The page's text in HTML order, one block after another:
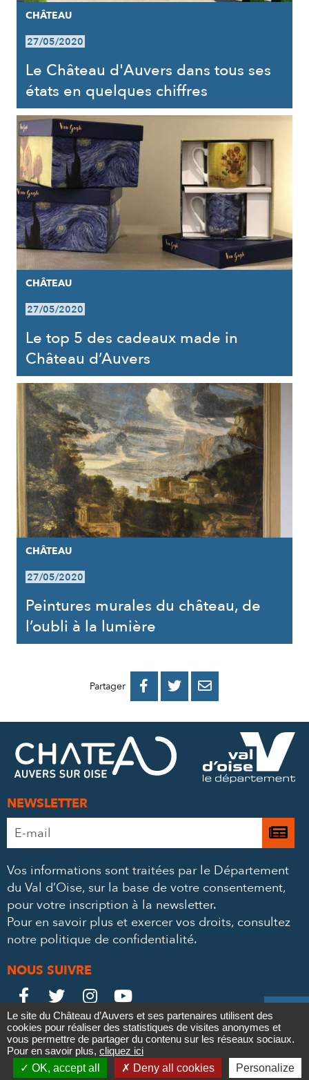
Contact

Newsletter
CHÂTEAU
27/05/2020
Le Château d'Auvers dans tous ses
états en quelques chiffres
CHÂTEAU
27/05/2020
Le top 5 des cadeaux made in
Château d’Auvers
CHÂTEAU
27/05/2020
Peintures murales du château, de
l’oubli à la lumière
Partager 
PARTAGER
FACEBOOK
PARTAGER
PARTAGER
MAIL
NEWSLETTER
Adresse
e-
*
Je
à
Vos informations sont traitées par le Département
du Val d’Oise, sur la base de votre consentement,
pour votre inscription à la newsletter.
Pour en savoir plus et exercer vos droits, consultez
notre politique de confidentialité.
NOUS SUIVRE
Le
Château
sur

Le
Château
sur

Le
Château
sur

Le
Château
sur

Mentions légales Politique de confidentialité
Crédits
Partenaires & Mécènes
Recrutement
Plan du site
Le site du Château d’Auvers et ses partenaires utilisent des
cookies pour réaliser des statistiques de visites anonymes et
vous permettre de partager du contenu sur les réseaux sociaux.
Pour en savoir plus, cliquez ici
OK, accept all
Deny all cookies Personalize